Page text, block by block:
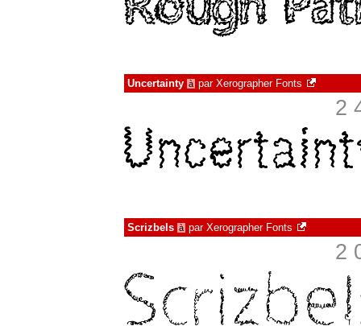
Uncertainty à par Xerographer Fonts
2
Scrizbels à par Xerographer Fonts
2